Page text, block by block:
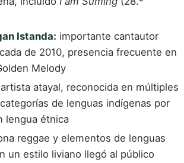
Istanda: importante cantautor
de 2010, presencia frecuente en
Melody
artista atayal, reconocida en múltiples
de lenguas indígenas por
lengua étnica
reggae y elementos de lenguas
un estilo liviano llegó al público